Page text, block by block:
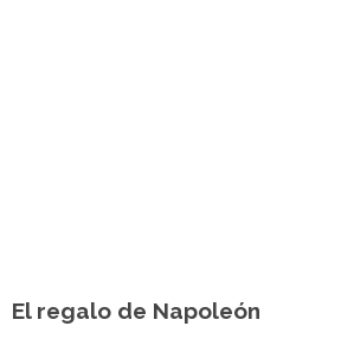
El regalo de Napoleón